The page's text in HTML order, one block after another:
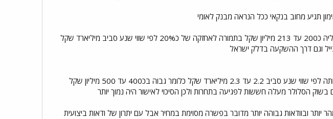
חלק משמעותי מההון של דלק ישראל מגיע מלאומי פרטנרס שצפויה להזרים אליה כ200 עד 213 מיליון שקל בתמורה לאחזקה של כ20% לפי שווי שנע סביב מיליארד שקל
וגם דרך ההשקעה בדלק ישראל
הוט מובייל עמדה במוקד עניין של כמה גופים כולל ניסיון מצד פלאפון לרכוש אותה לפי שווי שנע סביב 2.2 עד 2.3 מיליארד שקל כלומר גבוה בכ400 עד 500 מיליון שקל
בשוק הסלולר מעלה חששות לפגיעה בתחרות ולכן הסיכוי לאישור היה נמוך יותר
ובוודאות גבוהה יותר מדובר בפשרה מסוימת במחיר אבל עם יתרון של ודאות ביצועית